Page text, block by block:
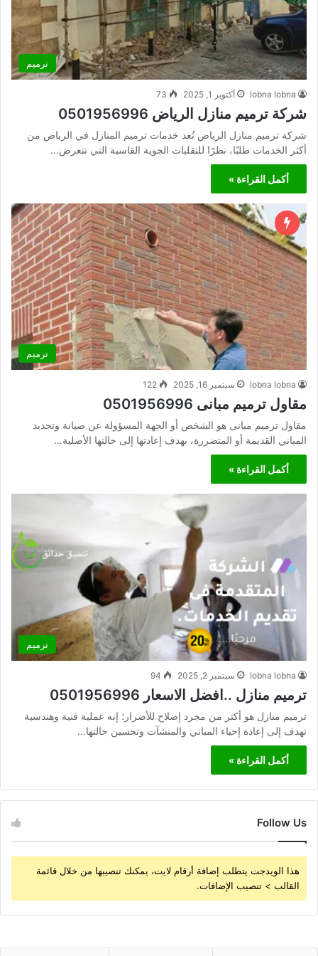
ترميم
lobna lobna أكتوبر 1, 2025 73
شركة ترميم منازل الرياض 0501956996
شركة ترميم منازل الرياض تُعد خدمات ترميم المنازل في الرياض من
أكثر الخدمات طلبًا، نظرًا للتقلبات الجوية القاسية التي تتعرض…
أكمل القراءة »
ترميم
lobna lobna سبتمبر 16, 2025 122
مقاول ترميم مبانى 0501956996
مقاول ترميم مبانى هو الشخص أو الجهة المسؤولة عن صيانة وتجديد
المباني القديمة أو المتضررة، بهدف إعادتها إلى حالتها الأصلية…
أكمل القراءة »
ترميم
lobna lobna سبتمبر 2, 2025 94
ترميم منازل ..افضل الاسعار 0501956996
ترميم منازل هو أكثر من مجرد إصلاح للأضرار؛ إنه عملية فنية وهندسية
تهدف إلى إعادة إحياء المباني والمنشآت وتحسين حالتها…
أكمل القراءة »
Follow Us
هذا الويدجت يتطلب إضافة أرقام لايت، يمكنك تنصيبها من خلال قائمة
القالب > تنصيب الإضافات.